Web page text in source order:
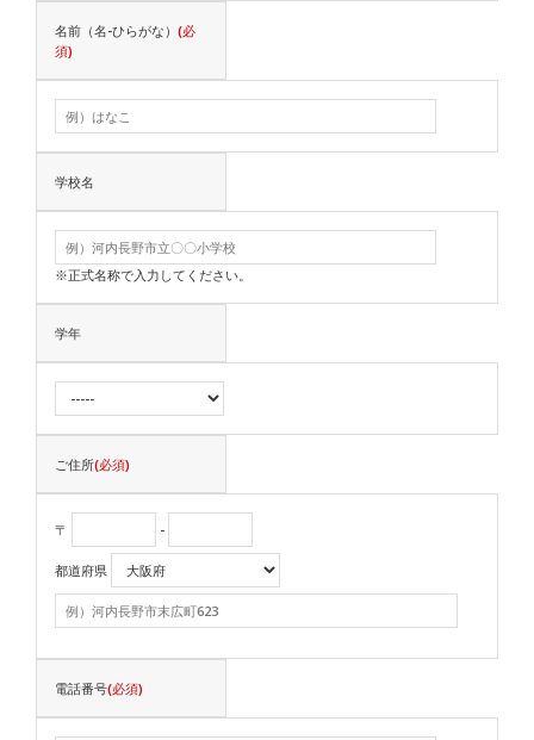
名前（名-ひらがな） (必
須)
学校名
※正式名称で入力してください。
学年
ご住所(必須)
〒 -
都道府県
電話番号(必須)